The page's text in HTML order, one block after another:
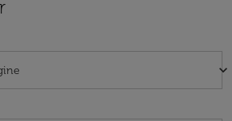
keyboard_arrow_down